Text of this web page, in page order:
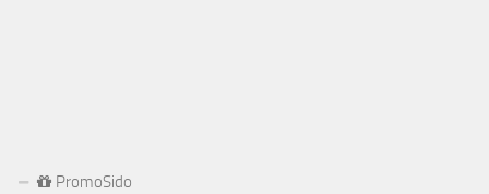
PromoSido